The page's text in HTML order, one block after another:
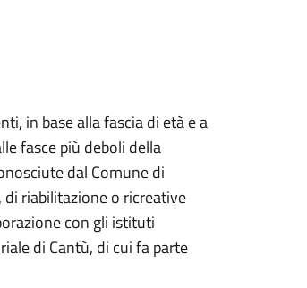
in base alla fascia di età e a
fasce più deboli della
dal Comune di
riabilitazione o ricreative
con gli istituti
di Cantù, di cui fa parte